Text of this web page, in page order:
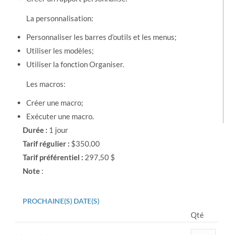
La personnalisation:
Personnaliser les barres d’outils et les menus;
Utiliser les modèles;
Utiliser la fonction Organiser.
Les macros:
Créer une macro;
Exécuter une macro.
Durée : 1 jour
Tarif régulier : $350.00
Tarif préférentiel : 297,50 $
Note :
PROCHAINE(S) DATE(S)
Qté